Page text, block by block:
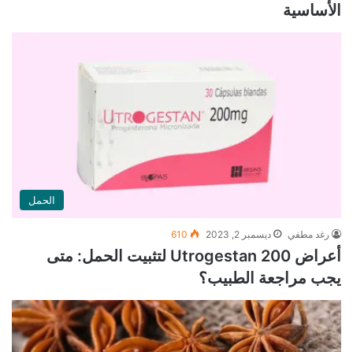
الأساسية
الحمل
رغد مطفي ديسمبر 2, 2023 610
أعراض Utrogestan 200 لتثبيت الحمل: متى
يجب مراجعة الطبيب؟